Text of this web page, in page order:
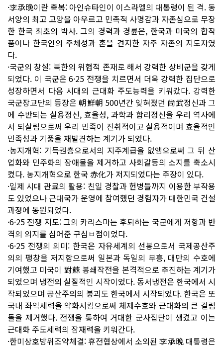
·李承晩이란 축복: 아인슈타인이 이스라엘의 대통령이 된 격. 동
서양의 최고 교양을 아우르고 민족적 사명감과 자존심으로 무장
한 한국 최초의 박사. 그의 경력과 경륜은, 한국과 미국의 합작
품이나 한국인의 주체성과 혼을 견지한 자주 자존의 지도자였
다.
·국군의 창설: 북한의 위협적 존재로 해서 강력한 상비군을 갖게
되었다. 이 국군은 6·25 전쟁을 치르면서 더욱 강력한 집단으로
성장하면서 다음 시대의 근대화 주도능력을 키워갔다. 강력한
국군장교단의 등장은 朝鮮朝 500년간 잊혀졌던 尙武정신과 그
에 수반되는 실용정신, 효율성, 과학과 합리정신을 우리 역사에
서 되살림으로써 우리 민족이 진취적이고 실용적이며 효율적인
민족성과 기풍을 재발견하는 계기가 되었다.
·농지개혁: 기득권층으로서의 지주계급을 없앰으로써 그 뒤 산
업화와 민주화의 장애물을 제거하고 사회갈등의 소지를 축소시
켰다. 농지개혁으로 한국 赤化가 저지되었다는 주장이 있다.
·일제 시대 관료의 활용: 친일 경찰과 헌병들까지 이용한 부작용
도 있었으나 근대국가 운영에 참여했던 경험자가 대한민국 건설
과정에 동원되었다.
·6·25 전쟁 지도: 그의 카리스마는 후퇴하는 국군에게 저항과 반
격의 의지를 심어준 구심ㅂ점이었다.
·6·25 전쟁의 의미: 한국은 자유세계의 선봉으로서 국제공산주
의의 팽창을 저지함으로써 일본과 독일의 부흥, 대만의 수호에
기여했고 미국이 對蘇 봉쇄작전을 본격적으로 추진하는 계기가
되었으며 냉전의 실질적인 시작이었다. 동서냉전은 한국에서 시
작되었으며 공산주의의 붕괴도 한국에서 시작되었다. 한국은 또
국내 좌익세력을 약화시킴으로써 체제수호와 근대화의 큰 걸림
돌을 제거했다. 전쟁을 통하여 거대한 군사집단이 생겼고 이는
근대화 주도세력의 잠재력을 키워간다.
·한미상호방위조약체결: 휴전협상에서 소외된 李承晩 대통령은